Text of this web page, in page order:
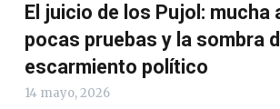
El juicio de los Pujol: mucha
pocas pruebas y la sombra
escarmiento político
14 mayo, 2026